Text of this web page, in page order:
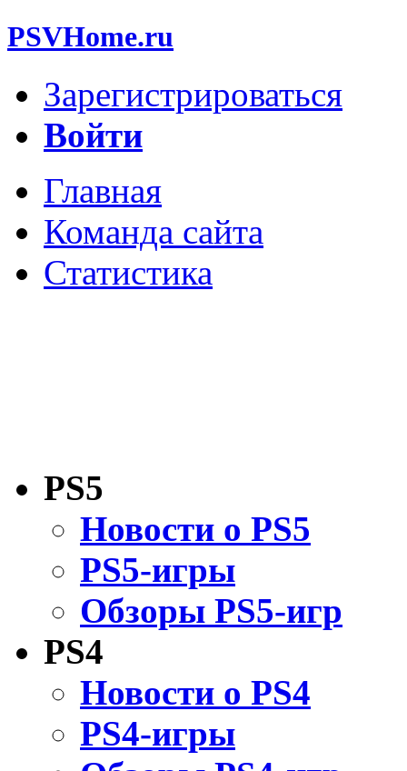
PSVHome.ru
Зарегистрироваться
Войти
Главная
Команда сайта
Статистика
PS5
Новости о PS5
PS5-игры
Обзоры PS5-игр
PS4
Новости о PS4
PS4-игры